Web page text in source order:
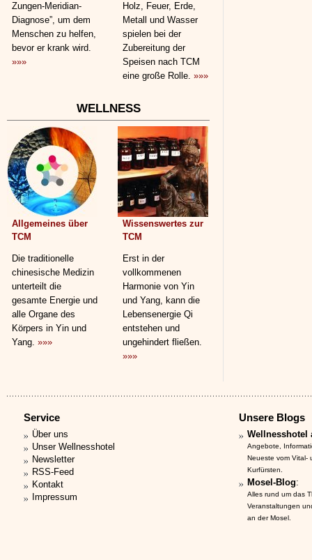
Zungen-Meridian-
Diagnose”, um dem
Menschen zu helfen,
bevor er krank wird.
»»»
Holz, Feuer, Erde,
Metall und Wasser
spielen bei der
Zubereitung der
Speisen nach TCM
eine große Rolle. »»»
WELLNESS
Allgemeines über
TCM
Die traditionelle
chinesische Medizin
unterteilt die
gesamte Energie und
alle Organe des
Körpers in Yin und
Yang. »»»
Wissenswertes zur
TCM
Erst in der
vollkommenen
Harmonie von Yin
und Yang, kann die
Lebensenergie Qi
entstehen und
ungehindert fließen.
»»»
Service
Über uns
Unser Wellnesshotel
Newsletter
RSS-Feed
Kontakt
Impressum
Unsere Blogs
Wellnesshotel
Angebote,
Neueste vom Vital-
Kurfürsten.
Mosel-Blog:
Alles rund um das
Veranstaltungen
an der Mosel.